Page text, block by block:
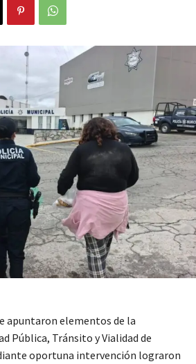
apuntaron elementos de la
Pública, Tránsito y Vialidad de
oportuna intervención lograron